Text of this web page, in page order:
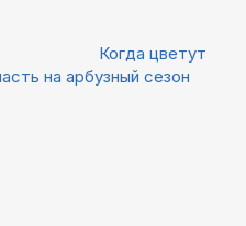
Когда цветут
на арбузный сезон